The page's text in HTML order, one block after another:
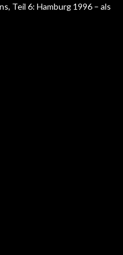
Teil 6: Hamburg 1996 – als